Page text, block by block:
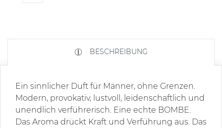
BESCHREIBUNG
Ein sinnlicher Duft für Männer, ohne Grenzen.
Modern, provokativ, lustvoll, leidenschaftlich und
unendlich verführerisch. Eine echte BOMBE.
Das Aroma drückt Kraft und Verführung aus. Das